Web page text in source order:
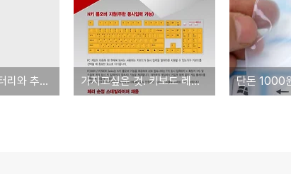
스마트폰 보조배터리와 추가배터리 구입 가이드 가지고싶은 것. 키보드 레오폴드 FC300R(적축)